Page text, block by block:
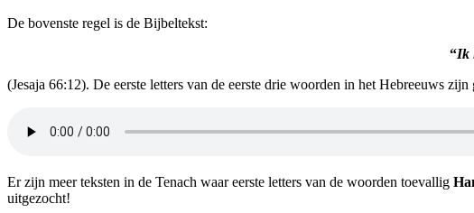
De bovenste regel is de Bijbeltekst:
“Ik
(Jesaja 66:12). De eerste letters van de eerste drie woorden in het Hebreeuws
Er zijn meer teksten in de Tenach waar eerste letters van de woorden toevallig
uitgezocht!